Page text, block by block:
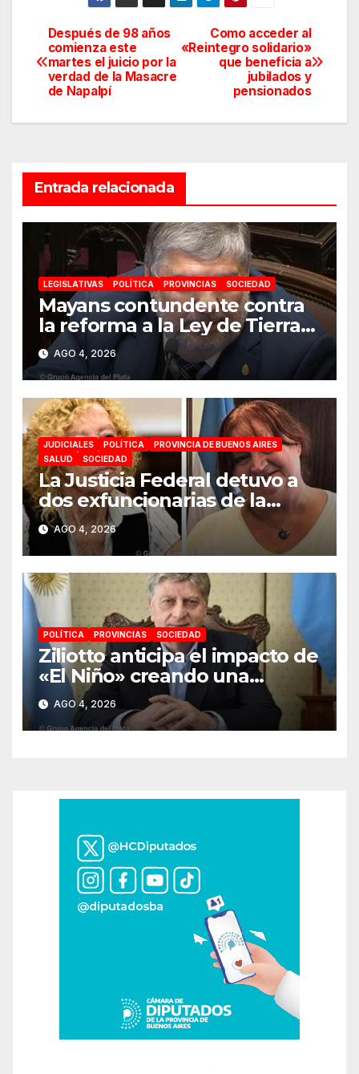
Navegación
de
entradas
Como acceder al
«Reintegro solidario»
que beneficia a
jubilados y
pensionados
Después de 98 años
comienza este
martes el juicio por la
verdad de la Masacre
de Napalpí
Entrada relacionada
LEGISLATIVAS POLÍTICA PROVINCIAS SOCIEDAD
Mayans contundente contra
la reforma a la Ley de Tierras:
«Esta ley vende el país»
AGO 4, 2026
JUDICIALES POLÍTICA
PROVINCIA DE BUENOS AIRES
SALUD
SOCIEDAD
La Justicia Federal detuvo a
dos exfuncionarias de la
ANMAT y el INAME por la
causa del fentanilo
contaminado
AGO 4, 2026
POLÍTICA PROVINCIAS SOCIEDAD
Ziliotto anticipa el impacto de
«El Niño» creando una
«Unidad de Gestión» para
proteger el territorio
pampeano
AGO 4, 2026